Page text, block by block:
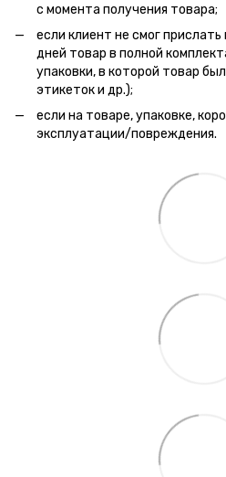
с момента получения товара;
если клиент не смог
дней товар в полной
упаковки, в которой товар
этикеток и др.);
если на товаре, упаковке,
эксплуатации/повреждения.